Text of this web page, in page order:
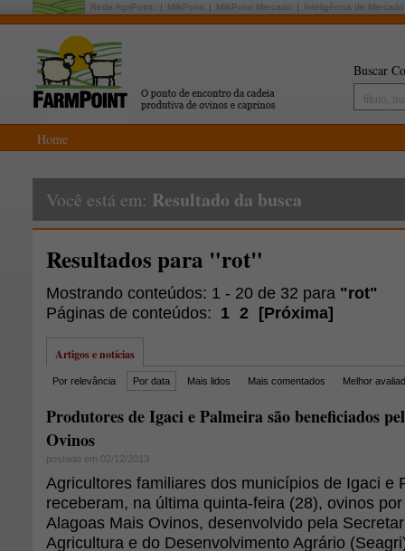
Rede AgriPoint: MilkPoint MilkPoint Mercado Inteligência de Mercado
Buscar
Home
Você está em: Resultado da busca
Resultados para "rot"
Mostrando conteúdos: 1 - 20 de 32 para "rot"
Páginas de conteúdos: 1 2 [Próxima]
Artigos e notícias
Por relevância Por data Mais lidos Mais comentados Melhor
Produtores de Igaci e Palmeira são beneficiados
Ovinos
postado em 02/12/2013
Agricultores familiares dos municípios de Igaci e
receberam, na última quinta-feira (28), ovinos
Alagoas Mais Ovinos, desenvolvido pela
Agricultura e do Desenvolvimento Agrário